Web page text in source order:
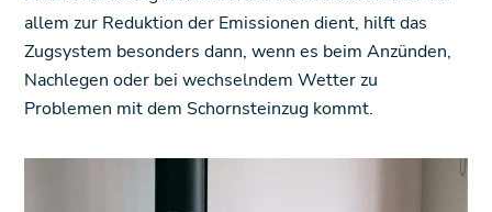
allem zur Reduktion der Emissionen dient, hilft das
Zugsystem besonders dann, wenn es beim Anzünden,
Nachlegen oder bei wechselndem Wetter zu
Problemen mit dem Schornsteinzug kommt.